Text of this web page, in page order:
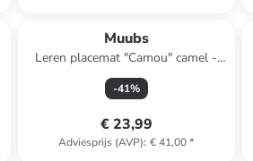
Muubs
Leren placemat "Camou" camel -
(L)45 x (B)35 cm
-41%
€ 23,99
Adviesprijs (AVP): € 41,00*